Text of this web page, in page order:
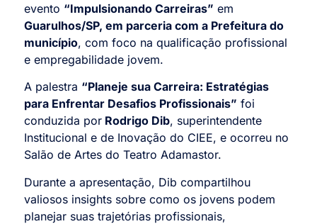
evento “Impulsionando Carreiras” em
Guarulhos/SP, em parceria com a Prefeitura do
município, com foco na qualificação profissional
e empregabilidade jovem.
A palestra “Planeje sua Carreira: Estratégias
para Enfrentar Desafios Profissionais” foi
conduzida por Rodrigo Dib, superintendente
Institucional e de Inovação do CIEE, e ocorreu no
Salão de Artes do Teatro Adamastor.
Durante a apresentação, Dib compartilhou
valiosos insights sobre como os jovens podem
planejar suas trajetórias profissionais,